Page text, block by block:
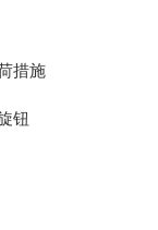
措施
钮